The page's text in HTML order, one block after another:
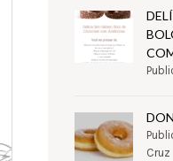
Cruz